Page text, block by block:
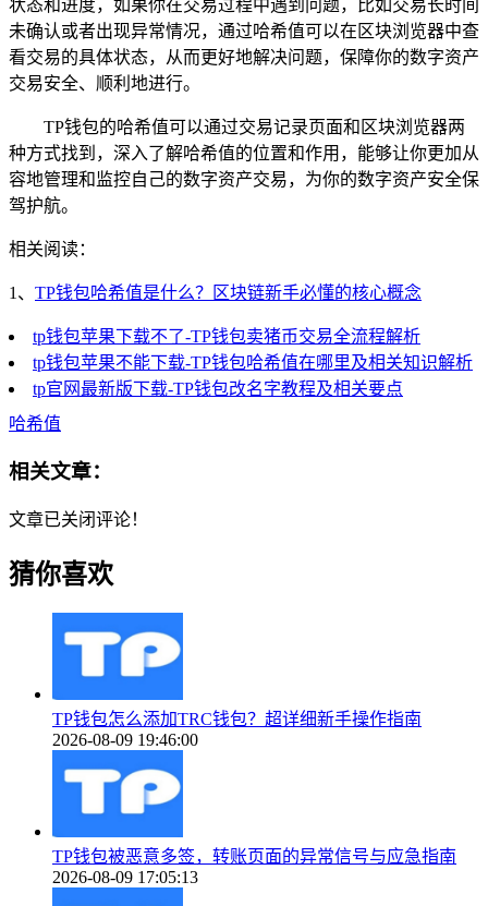
状态和进度，如果你在交易过程中遇到问题，比如交易长时间
未确认或者出现异常情况，通过哈希值可以在区块浏览器中查
看交易的具体状态，从而更好地解决问题，保障你的数字资产
交易安全、顺利地进行。
TP钱包的哈希值可以通过交易记录页面和区块浏览器两
种方式找到，深入了解哈希值的位置和作用，能够让你更加从
容地管理和监控自己的数字资产交易，为你的数字资产安全保
驾护航。
相关阅读：
1、 TP钱包哈希值是什么？区块链新手必懂的核心概念
tp钱包苹果下载不了-TP钱包卖猪币交易全流程解析
tp钱包苹果不能下载-TP钱包哈希值在哪里及相关知识解析
tp官网最新版下载-TP钱包改名字教程及相关要点
哈希值
相关文章：
文章已关闭评论！
猜你喜欢
TP钱包怎么添加TRC钱包？超详细新手操作指南
2026-08-09 19:46:00
TP钱包被恶意多签，转账页面的异常信号与应急指南
2026-08-09 17:05:13